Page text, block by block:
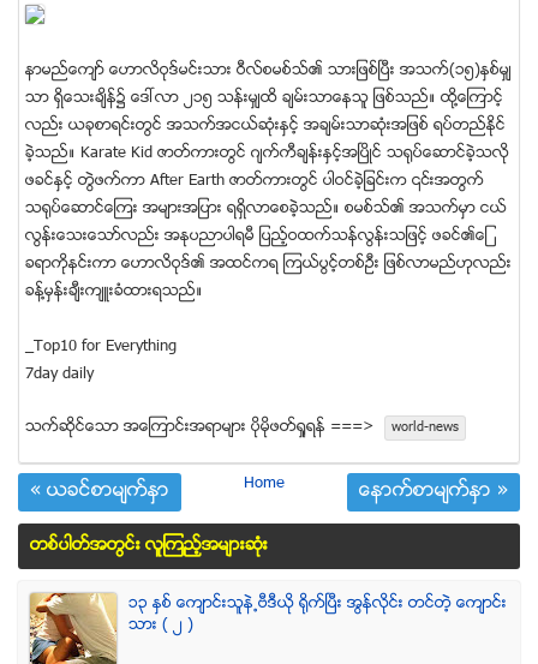
နာမည္ေက်ာ္ ေဟာလိဝုဒ္မင္းသား ဝီလ္စမစ္သ္၏ သားျဖစ္ၿပီး အသက္(၁၅)ႏွစ္မွ်
သာ ရွိေသးခ်ိန္၌ ေဒၚလာ ၂၁၅ သန္းမွ်ထိ ခ်မ္းသာေနသူ ျဖစ္သည္။ ထို႔ေၾကာင့္
လည္း ယခုစာရင္းတြင္ အသက္အငယ္ဆံုးႏွင့္ အခ်မ္းသာဆံုးအျဖစ္ ရပ္တည္ႏုိင္
ခဲ့သည္။ Karate Kid ဇာတ္ကားတြင္ ဂ်က္ကီခ်န္းႏွင့္အၿပိဳင္ သရုပ္ေဆာင္ခဲ့သလို
ဖခင္ႏွင့္ တြဲဖက္ကာ After Earth ဇာတ္ကားတြင္ ပါဝင္ခဲ့ျခင္းက ၎အတြက္
သ႐ုပ္ေဆာင္ေၾကး အမ်ားအျပား ရရွိလာေစခဲ့သည္။ စမစ္သ္၏ အသက္မွာ ငယ္
လြန္းေသးေသာ္လည္း အႏုပညာပါရမီ ျပည့္ဝထက္သန္လြန္းသျဖင့္ ဖခင္၏ေျ
ခရာကိုနင္းကာ ေဟာလိဝုဒ္၏ အထင္ကရ ၾကယ္ပြင့္တစ္ဦး ျဖစ္လာမည္ဟုလည္း
ခန္႔မွန္းခ်ီးက်ဴးခံထားရသည္။
_Top10 for Everything
7day daily
သက္ဆုိင္ေသာ အေၾကာင္းအရာမ်ား ပုိမုိဖတ္ရႈရန္ ===> world-news
« ယခင္စာမ်က္ႏွာ Home ေနာက္စာမ်က္ႏွာ »
တစ္ပါတ္အတြင္း လူၾကည့္အမ်ားဆံုး
၁၃ ႏွစ္ ေက်ာင္းသူနဲ႕ဗီဒီယို ရိုက္ျပီး အြန္လိုင္း တင္တဲ့ ေက်ာင္း
သား ( ၂ )